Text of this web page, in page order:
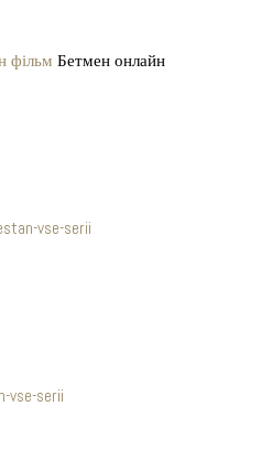
фільм Бетмен онлайн
vse-serii
vse-serii